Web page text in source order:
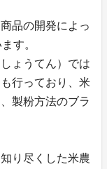
品の開発によっ
す。
ょうてん）では
行っており、米
製粉方法のブラ
り尽くした米農